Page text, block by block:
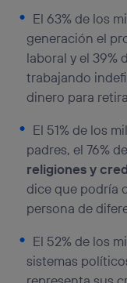
El 63% de los
generación el
laboral y el 39%
trabajando
dinero para
El 51% de los
padres, el 76%
religiones y
dice que podría
persona de
El 52% de los
sistemas